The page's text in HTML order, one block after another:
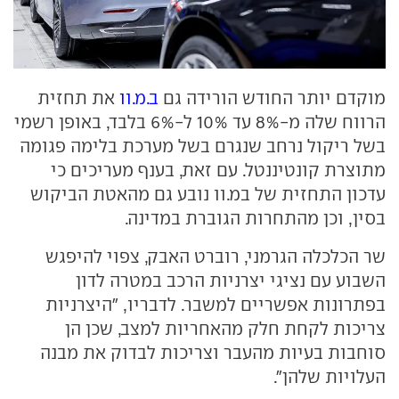
מוקדם יותר החודש הורידה גם ב.מ.וו את תחזית
הרווח שלה מ-8% עד 10% ל-6% בלבד, באופן רשמי
בשל ריקול נרחב שנגרם בשל מערכת בלימה פגומה
מתוצרת קונטיננטל. עם זאת, בענף מעריכים כי
עדכון התחזית של במ.וו נובע גם מהאטת הביקוש
בסין, וכן מהתחרות הגוברת במדינה.
שר הכלכלה הגרמני, רוברט האבק, צפוי להיפגש
השבוע עם נציגי יצרניות הרכב במטרה לדון
בפתרונות אפשריים למשבר. לדבריו, "היצרניות
צריכות לקחת חלק מהאחריות למצב, שכן הן
סוחבות בעיות מהעבר וצריכות לבדוק את מבנה
העלויות שלהן".